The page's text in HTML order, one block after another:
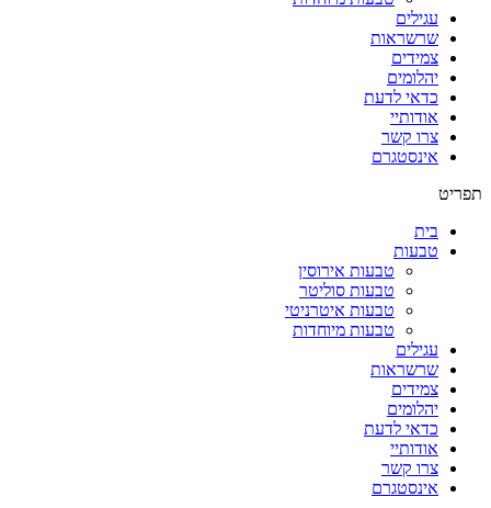
עגילים
שרשראות
צמידים
יהלומים
כדאי לדעת
אודותיי
צרו קשר
אינסטגרם
תפריט
בית
טבעות
טבעות אירוסין
טבעות סוליטר
טבעות איטרניטי
טבעות מיוחדות
עגילים
שרשראות
צמידים
יהלומים
כדאי לדעת
אודותיי
צרו קשר
אינסטגרם